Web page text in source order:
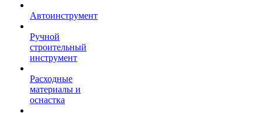
Автоинструмент
Ручной
строительный
инструмент
Расходные
материалы и
оснастка